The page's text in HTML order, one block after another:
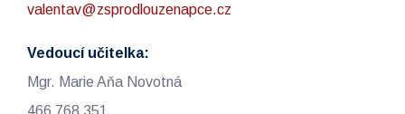
valentav@zsprodlouzenapce.cz
Vedoucí učitelka:
Mgr. Marie Aňa Novotná
466 768 351